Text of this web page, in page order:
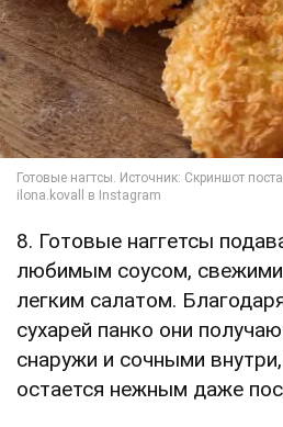
8. Готовые наггетсы
любимым соусом,
легким салатом.
сухарей панко они
снаружи и сочными
остается нежным даже